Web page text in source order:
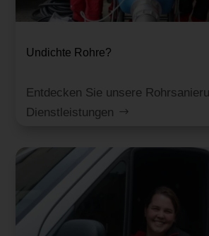
Undichte Rohre?
Entdecken Sie unsere
Dienstleistungen